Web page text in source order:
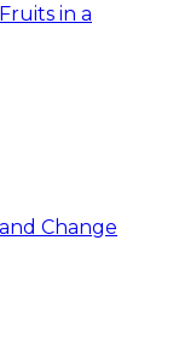
in a
Change